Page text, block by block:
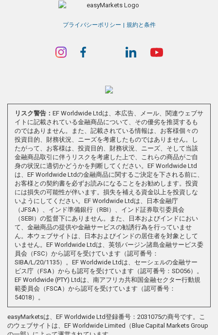
プライバシーポリシー 規約と条件
リスク警告： EF Worldwide Ltdは、本広告、メール、関連ウェブサ
イトに記載されている金融商品について、その優劣を推奨するも
のではありません。また、記載されている情報は、お客様個々の
投資目的、財務状況、ニーズを考慮したものではありません。し
たがって、お客様は、投資目的、財務状況、ニーズ、そして当該
金融商品取引に伴うリスクを考慮した上で、これらの商品がご自
身の状況に適切かどうかを判断してください。EF Worldwide Ltd
は、EF Worldwide Ltdの金融商品に関するご決定を下される前に、
お客様との契約書を必ずお読みになることをお勧めします。投資
には損失の可能性が伴います。損失を補える資金以上を投資しな
いようにしてください。EF Worldwide Ltdは、日本金融庁
（JFSA）、インド準備銀行（RBI）、インド証券取引委員会
（SEBI）の監督下にありません。また、日本およびインドにおい
て、金融商品の提供や金融サービスの勧誘行為を行っていませ
ん。本ウェブサイトは、日本およびインドの居住者を対象として
いません。EF Worldwide Ltdは、英領バージン諸島金融サービス委
員会（FSC）から認可を受けています（認可番号：
SIBA/L/20/1135）。EF Worldwide Ltdは、セーシェルの金融サー
ビス庁（FSA）からも認可を受けています（認可番号：SD056）。
EF Worldwide (PTY) Ltdは、南アフリカ共和国金融セクター行動規
範委員会（FSCA）から認可を受けています（認可番号：
54018）。
easyMarketsは、EF Worldwide Ltd登録番号：2031075の商号です。こ
のウェブサイトは、EF Worldwide Limited（Blue Capital Markets Group